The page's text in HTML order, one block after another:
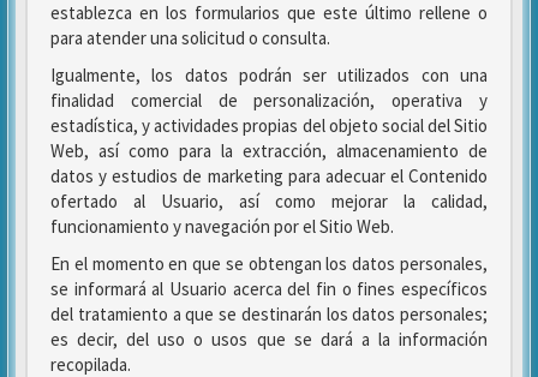
establezca en los formularios que este último rellene o
para atender una solicitud o consulta.
Igualmente, los datos podrán ser utilizados con una
finalidad comercial de personalización, operativa y
estadística, y actividades propias del objeto social del Sitio
Web, así como para la extracción, almacenamiento de
datos y estudios de marketing para adecuar el Contenido
ofertado al Usuario, así como mejorar la calidad,
funcionamiento y navegación por el Sitio Web.
En el momento en que se obtengan los datos personales,
se informará al Usuario acerca del fin o fines específicos
del tratamiento a que se destinarán los datos personales;
es decir, del uso o usos que se dará a la información
recopilada.